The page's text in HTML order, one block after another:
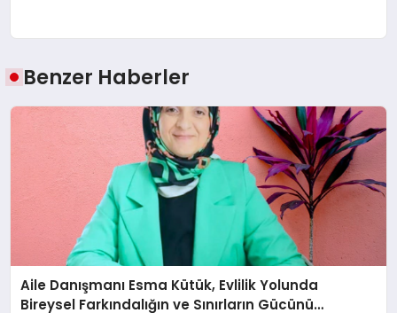
Benzer Haberler
Aile Danışmanı Esma Kütük, Evlilik Yolunda
Bireysel Farkındalığın ve Sınırların Gücünü